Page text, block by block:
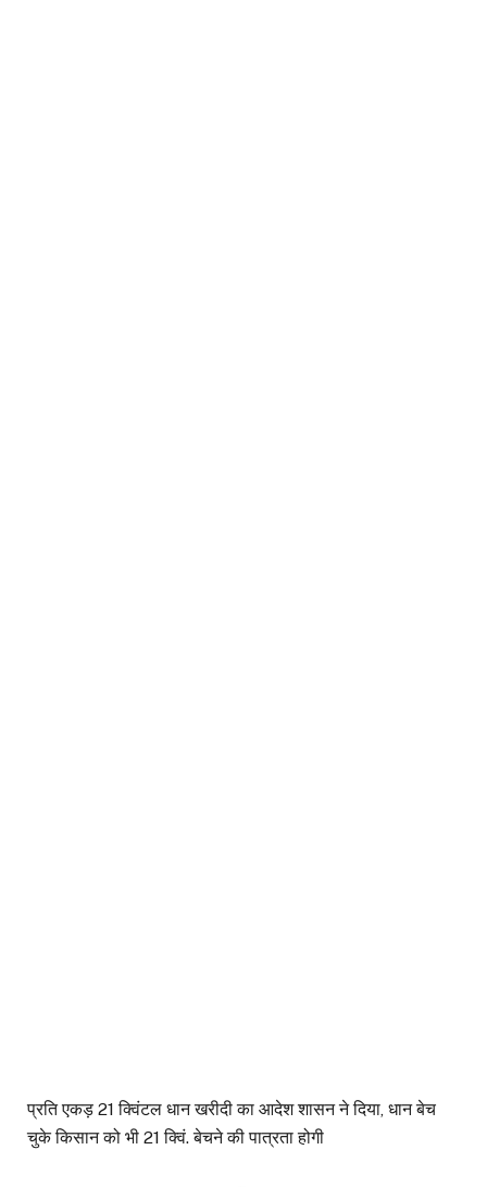
प्रति एकड़ 21 क्विंटल धान खरीदी का आदेश शासन ने दिया, धान बेच
चुके किसान को भी 21 क्विं. बेचने की पात्रता होगी